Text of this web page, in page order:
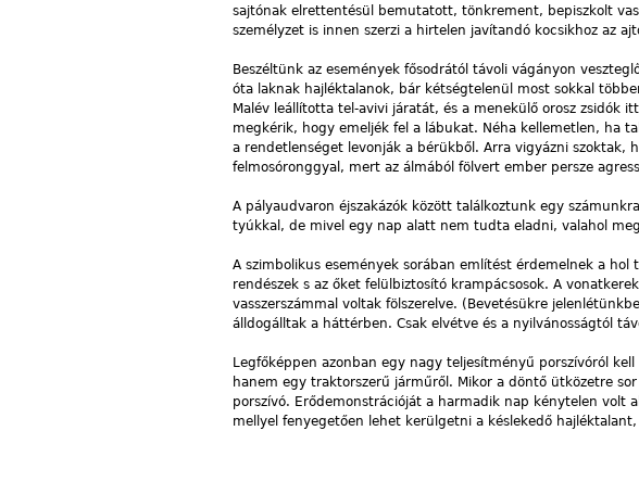
sajtónak elrettentésül bemutatott, tönkrement, bepiszkolt
személyzet is innen szerzi a hirtelen javítandó kocsikhoz az
Beszéltünk az események fősodrától távoli vágányon
óta laknak hajléktalanok, bár kétségtelenül most sokkal
Malév leállította tel-avivi járatát, és a menekülő orosz zsidók
megkérik, hogy emeljék fel a lábukat. Néha kellemetlen, ha
a rendetlenséget levonják a bérükből. Arra vigyázni szoktak,
felmosóronggyal, mert az álmából fölvert ember persze
A pályaudvaron éjszakázók között találkoztunk egy
tyúkkal, de mivel egy nap alatt nem tudta eladni, valahol
A szimbolikus események sorában említést érdemelnek a
rendészek s az őket felülbiztosító krampácsosok. A
vasszerszámmal voltak fölszerelve. (Bevetésükre
álldogálltak a háttérben. Csak elvétve és a nyilvánosságtól
Legfőképpen azonban egy nagy teljesítményű porszívóról
hanem egy traktorszerű járműről. Mikor a döntő ütközetre
porszívó. Erődemonstrációját a harmadik nap kénytelen volt
mellyel fenyegetően lehet kerülgetni a késlekedő